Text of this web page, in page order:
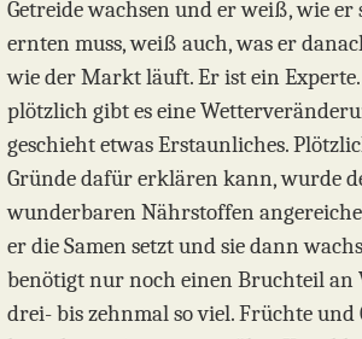
Getreide wachsen und er weiß, wie
ernten muss, weiß auch, was er
wie der Markt läuft. Er ist ein
plötzlich gibt es eine
geschieht etwas Erstaunliches.
Gründe dafür erklären kann, wurde
wunderbaren Nährstoffen
er die Samen setzt und sie dann
benötigt nur noch einen Bruchteil an
drei- bis zehnmal so viel. Früchte und